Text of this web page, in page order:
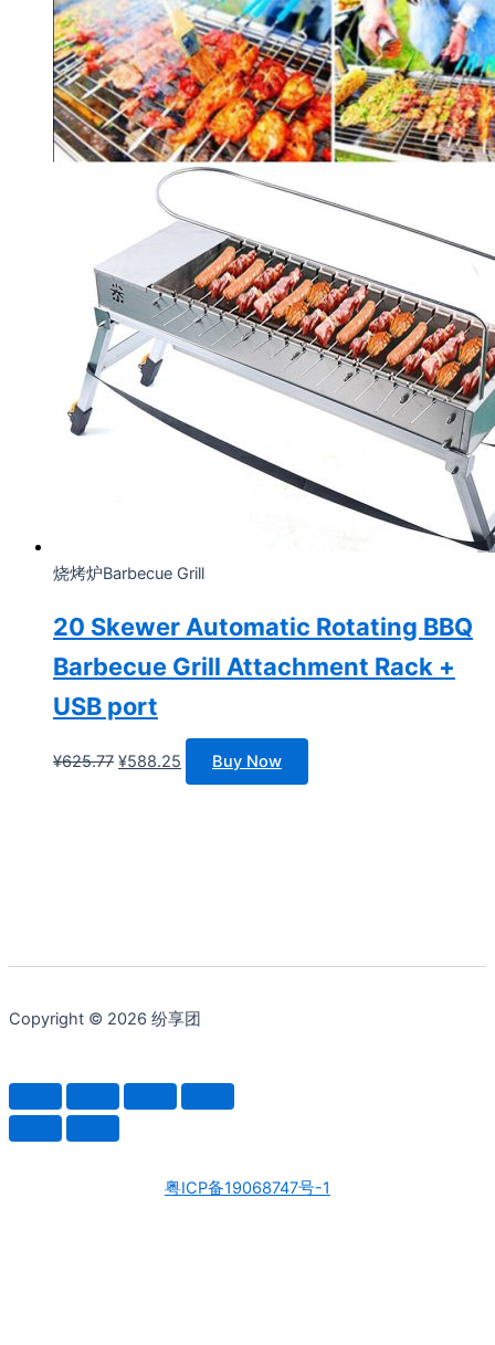
价
为：
¥688.83。
前
价
格
为：
¥647.50。
烧烤炉Barbecue Grill
20 Skewer Automatic Rotating BBQ
Barbecue Grill Attachment Rack +
USB port
¥625.77 原
¥588.25
前
Buy Now
Copyright © 2026 纷享团
粤ICP备19068747号-1